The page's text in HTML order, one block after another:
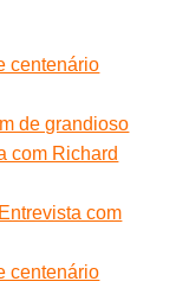
centenário
de grandioso
com Richard
com
centenário